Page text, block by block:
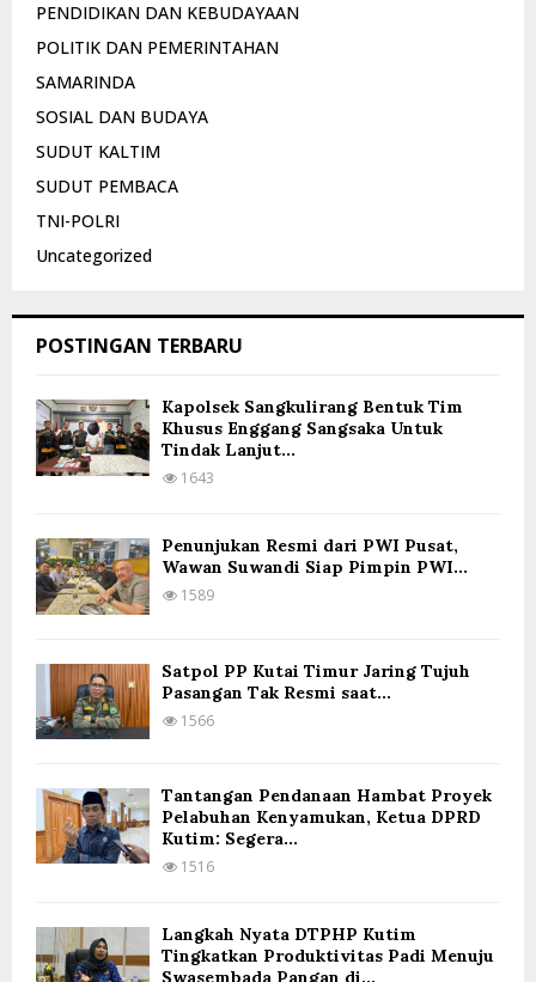
PENDIDIKAN DAN KEBUDAYAAN
POLITIK DAN PEMERINTAHAN
SAMARINDA
SOSIAL DAN BUDAYA
SUDUT KALTIM
SUDUT PEMBACA
TNI-POLRI
Uncategorized
POSTINGAN TERBARU
Kapolsek Sangkulirang Bentuk Tim
Khusus Enggang Sangsaka Untuk
Tindak Lanjut...
1643
Penunjukan Resmi dari PWI Pusat,
Wawan Suwandi Siap Pimpin PWI...
1589
Satpol PP Kutai Timur Jaring Tujuh
Pasangan Tak Resmi saat...
1566
Tantangan Pendanaan Hambat Proyek
Pelabuhan Kenyamukan, Ketua DPRD
Kutim: Segera...
1516
Langkah Nyata DTPHP Kutim
Tingkatkan Produktivitas Padi Menuju
Swasembada Pangan di...